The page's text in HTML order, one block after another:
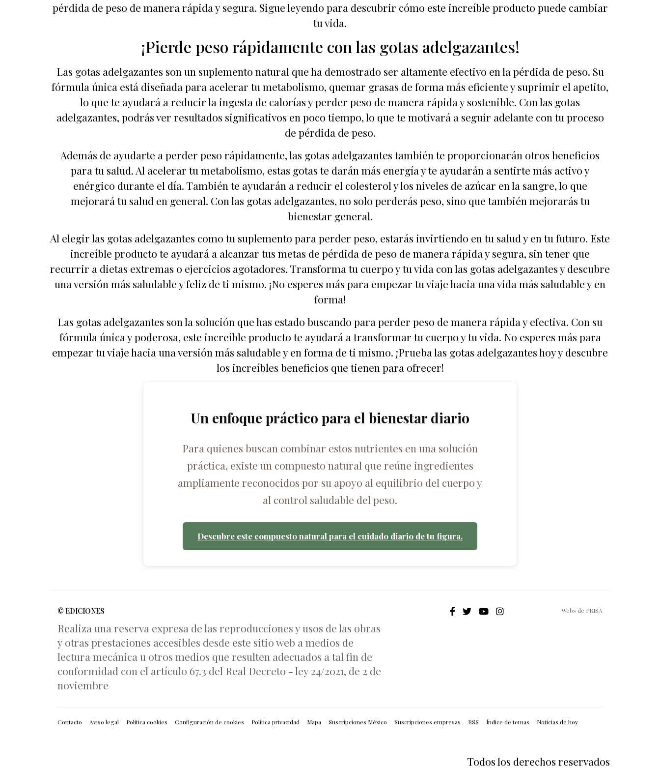
pérdida de peso de manera rápida y segura. Sigue leyendo para descubrir cómo este increíble producto puede cambiar
tu vida.
¡Pierde peso rápidamente con las gotas adelgazantes!
Las gotas adelgazantes son un suplemento natural que ha demostrado ser altamente efectivo en la pérdida de peso. Su
fórmula única está diseñada para acelerar tu metabolismo, quemar grasas de forma más eficiente y suprimir el apetito,
lo que te ayudará a reducir la ingesta de calorías y perder peso de manera rápida y sostenible. Con las gotas
adelgazantes, podrás ver resultados significativos en poco tiempo, lo que te motivará a seguir adelante con tu proceso
de pérdida de peso.
Además de ayudarte a perder peso rápidamente, las gotas adelgazantes también te proporcionarán otros beneficios
para tu salud. Al acelerar tu metabolismo, estas gotas te darán más energía y te ayudarán a sentirte más activo y
enérgico durante el día. También te ayudarán a reducir el colesterol y los niveles de azúcar en la sangre, lo que
mejorará tu salud en general. Con las gotas adelgazantes, no solo perderás peso, sino que también mejorarás tu
bienestar general.
Al elegir las gotas adelgazantes como tu suplemento para perder peso, estarás invirtiendo en tu salud y en tu futuro. Este
increíble producto te ayudará a alcanzar tus metas de pérdida de peso de manera rápida y segura, sin tener que
recurrir a dietas extremas o ejercicios agotadores. Transforma tu cuerpo y tu vida con las gotas adelgazantes y descubre
una versión más saludable y feliz de ti mismo. ¡No esperes más para empezar tu viaje hacia una vida más saludable y en
forma!
Las gotas adelgazantes son la solución que has estado buscando para perder peso de manera rápida y efectiva. Con su
fórmula única y poderosa, este increíble producto te ayudará a transformar tu cuerpo y tu vida. No esperes más para
empezar tu viaje hacia una versión más saludable y en forma de ti mismo. ¡Prueba las gotas adelgazantes hoy y descubre
los increíbles beneficios que tienen para ofrecer!
Un enfoque práctico para el bienestar diario
Para quienes buscan combinar estos nutrientes en una solución
práctica, existe un compuesto natural que reúne ingredientes
ampliamente reconocidos por su apoyo al equilibrio del cuerpo y
al control saludable del peso.
Descubre este compuesto natural para el cuidado diario de tu figura.
© EDICIONES
Realiza una reserva expresa de las reproducciones y usos de las obras
y otras prestaciones accesibles desde este sitio web a medios de
lectura mecánica u otros medios que resulten adecuados a tal fin de
conformidad con el artículo 67.3 del Real Decreto - ley 24/2021, de 2 de
noviembre
Webs de PRISA
Contacto Aviso legal Política cookies Configuración de cookies Política privacidad Mapa Suscripciones México Suscripciones empresas RSS Índice de temas Noticias de hoy
Todos los derechos reservados